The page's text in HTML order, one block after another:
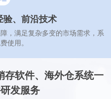
验、前沿技术
，满足复杂多变的市场需求，系
使用。
存软件、海外仓系统一
发服务